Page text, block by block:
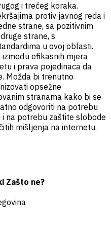
i trećeg koraka.
protiv javnog reda i
strane, sa pozitivnim
strane, s
u ovoj oblasti.
efikasnih mjera
i prava pojedinaca da
Možda bi trenutno
opsežne
stranama kako bi se
odgovoriti na potrebu
na potrebu zaštite slobode
mišljenja na internetu.
Zašto ne?